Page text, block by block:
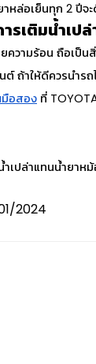
หล่อเย็นทุก 2 ปีจ
รเติมน้ำเป
ยความร้อน ถือเป็
ถ้าให้ดีควรนำร
อสอง ที่
เปล่าแทนน้ำยาห
2024